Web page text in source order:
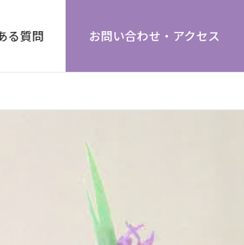
る質問 お問い合わせ・アクセス